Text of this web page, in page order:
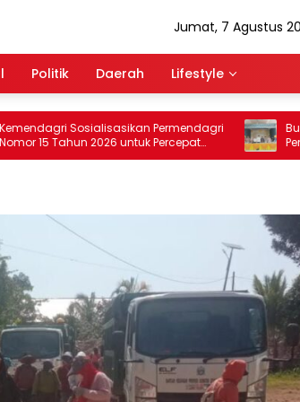
Jumat, 7 Agustus
Politik Daerah Lifestyle
Sosialisasikan Permendagri
Tahun 2026 untuk Percepat
PSU Perumahan kepada
Bupati
Jajaki